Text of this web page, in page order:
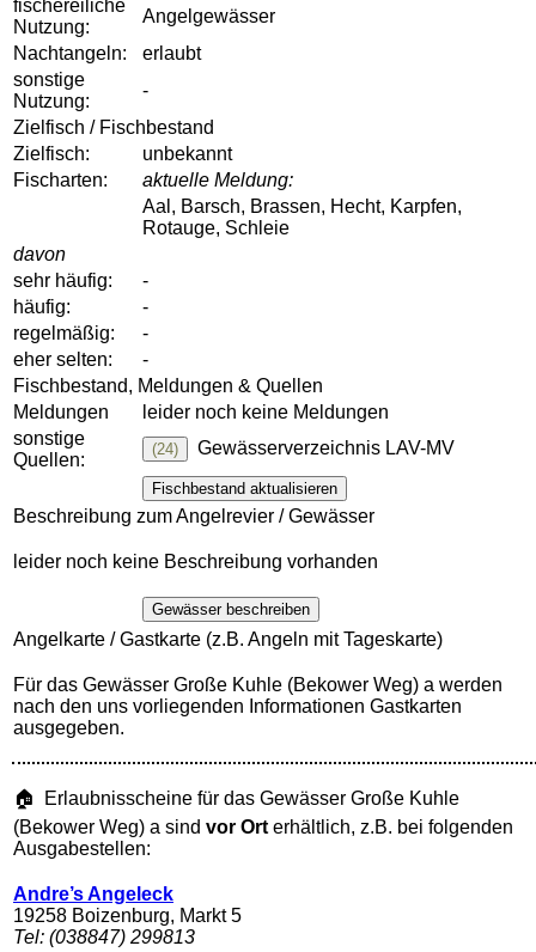
fischereiliche
Nutzung:
Angelgewässer
Nachtangeln:
erlaubt
sonstige
Nutzung:
-
Zielfisch / Fischbestand
Zielfisch:
unbekannt
Fischarten:
aktuelle Meldung:
Aal, Barsch, Brassen, Hecht, Karpfen,
Rotauge, Schleie
davon
sehr häufig:
-
häufig:
-
regelmäßig:
-
eher selten:
-
Fischbestand, Meldungen & Quellen
Meldungen
leider noch keine Meldungen
sonstige
Quellen:
(24) Gewässerverzeichnis LAV-MV
Fischbestand aktualisieren
Beschreibung zum Angelrevier / Gewässer
leider noch keine Beschreibung vorhanden
Gewässer beschreiben
Angelkarte / Gastkarte (z.B. Angeln mit Tageskarte)
Für das Gewässer Große Kuhle (Bekower Weg) a werden
nach den uns vorliegenden Informationen Gastkarten
ausgegeben.
🏠 Erlaubnisscheine für das Gewässer Große Kuhle
(Bekower Weg) a sind vor Ort erhältlich, z.B. bei folgenden
Ausgabestellen:
Andre’s Angeleck
19258 Boizenburg, Markt 5
Tel: (038847) 299813